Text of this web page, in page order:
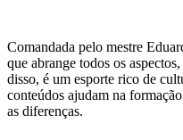
Comandada pelo mestre
que abrange todos os
disso, é um esporte rico de
conteúdos ajudam na
as diferenças.